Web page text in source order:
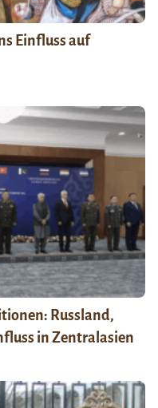
Einfluss auf
Russland,
in Zentralasien